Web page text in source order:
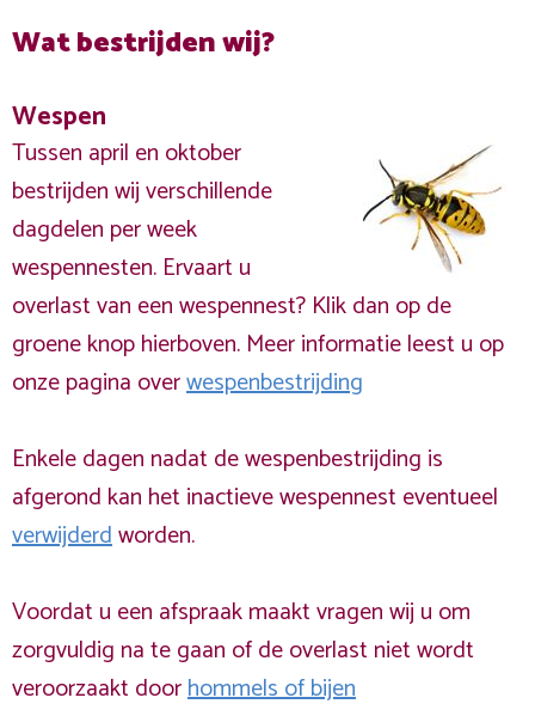
Wat bestrijden wij?
Wespen
Tussen april en oktober
bestrijden wij verschillende
dagdelen per week
wespennesten. Ervaart u
overlast van een wespennest? Klik dan op de
groene knop hierboven. Meer informatie leest u op
onze pagina overwespenbestrijding
Enkele dagen nadat de wespenbestrijding is
afgerond kan het inactieve wespennest eventueel
verwijderdworden.
Voordat u een afspraak maakt vragen wij u om
zorgvuldig na te gaan of de overlast niet wordt
veroorzaakt doorhommels of bijen